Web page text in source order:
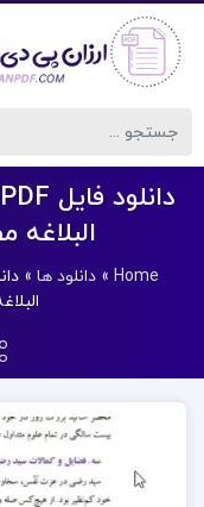
Home
»دانلود ها »